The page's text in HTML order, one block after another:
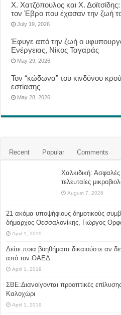
Χ. Χατζόπουλος και Χ.
τον Έβρο που έχασαν την ζωή
July 19, 2026
Έφυγε από την ζωή ο
Ενέργειας, Νίκος Ταγαράς
May 29, 2026
Τον “κώδωνα” του κινδύνου
εστίασης
May 28, 2026
Recent Popular Comments
Χαλκιδική: Ασφαλές
τελευταίες
August 7, 2026
21 ακόμα υποψήφιους δημοτικούς
δήμαρχος Θεσσαλονίκης, Γιώργος
April 1, 2019
Δείτε ποια βοηθήματα δικαιούστε αν
από τον ΟΑΕΔ
April 1, 2019
ΣΒΕ:Διανοίγονται προοπτικές
Καλοχώρι
April 1, 2019